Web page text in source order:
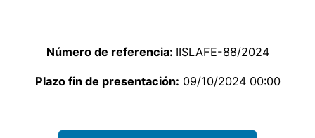
Número de referencia: IISLAFE-88/2024
Plazo fin de presentación: 09/10/2024 00:00